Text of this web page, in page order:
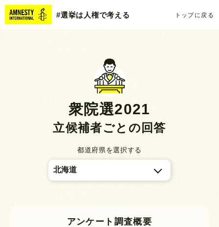
#選挙は人権で考える トップに戻る
衆院選2021
立候補者ごとの回答
都道府県を選択する
アンケート調査概要